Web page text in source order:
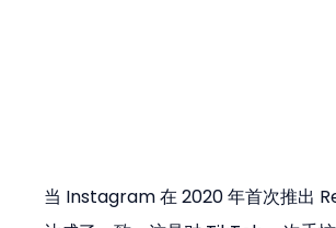
当 Instagram 在 2020 年首次推出